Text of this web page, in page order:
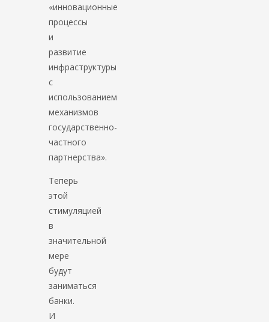
«инновационные
процессы
и
развитие
инфраструктуры
с
использованием
механизмов
государственно-
частного
партнерства».
Теперь
этой
стимуляцией
в
значительной
мере
будут
заниматься
банки.
И